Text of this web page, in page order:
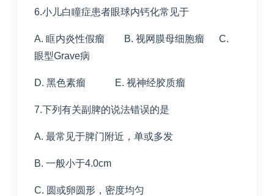
6.小儿白瞳症患者眼球内钙化常见于
A. 眶内炎性假瘤 B. 视网膜母细胞瘤 C.
眼型Grave病
D. 黑色素瘤 E. 视神经胶质瘤
7.下列有关副脾的说法错误的是
A. 最常见于脾门附近，单或多发
B. 一般小于4.0cm
C. 圆或卵圆形，密度均匀